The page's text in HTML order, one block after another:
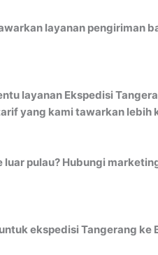
layanan pengiriman
layanan Ekspedisi
yang kami tawarkan lebih
pulau? Hubungi
ekspedisi Tangerang